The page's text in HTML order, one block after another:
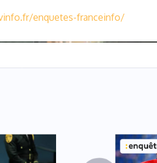
enquetes-franceinfo/